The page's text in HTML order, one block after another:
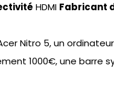
HDMI Fabricant
Nitro 5, un
1000€, une barre